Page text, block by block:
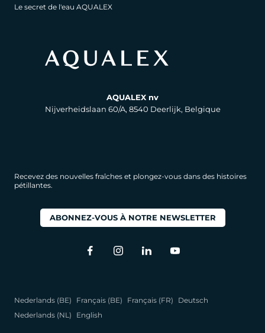
Le secret de l'eau AQUALEX
AQUALEX nv
Nijverheidslaan 60/A, 8540 Deerlijk, Belgique
Recevez des nouvelles fraîches et plongez-vous dans des histoires
pétillantes.
ABONNEZ-VOUS À NOTRE NEWSLETTER
Nederlands (BE) Français (BE) Français (FR)
Deutsch
Nederlands (NL)
English